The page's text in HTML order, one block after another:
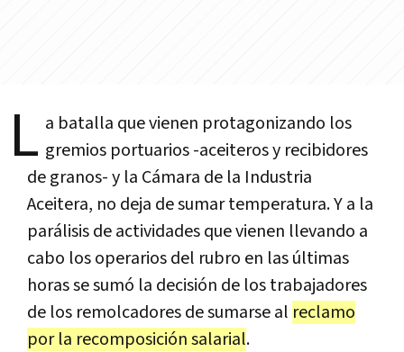
L a batalla que vienen protagonizando los
gremios portuarios -aceiteros y recibidores
de granos- y la Cámara de la Industria
Aceitera, no deja de sumar temperatura. Y a la
parálisis de actividades que vienen llevando a
cabo los operarios del rubro en las últimas
horas se sumó la decisión de los trabajadores
de los remolcadores de sumarse al reclamo
por la recomposición salarial.